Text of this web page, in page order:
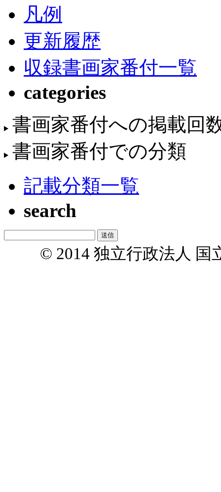
凡例
更新履歴
収録書画家番付一覧
categories
書画家番付への掲載回
書画家番付での分類
記載分類一覧
search
© 2014 独立行政法人 国